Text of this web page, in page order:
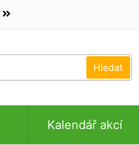
Kalendář akcí